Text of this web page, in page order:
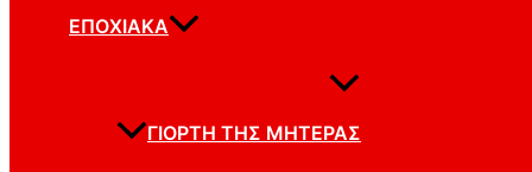
ΕΠΟΧΙΑΚΆ
ΓΙΟΡΤΉ ΤΗΣ ΜΗΤΈΡΑΣ